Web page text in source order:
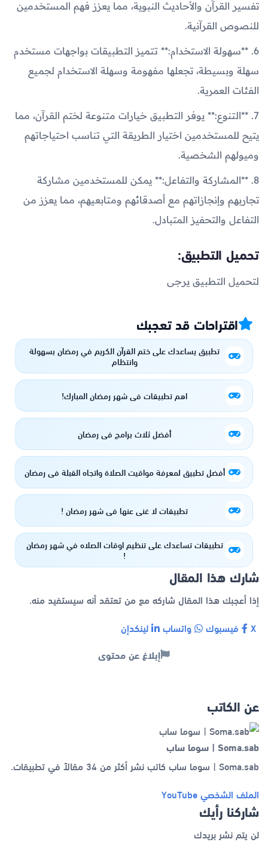
تفسير القرآن والأحاديث النبوية، مما يعزز فهم المستخدمين
للنصوص القرآنية.
6. **سهولة الاستخدام:** تتميز التطبيقات بواجهات مستخدم
سهلة وبسيطة، تجعلها مفهومة وسهلة الاستخدام لجميع
الفئات العمرية.
7. **التنوع:** يوفر التطبيق خيارات متنوعة لختم القرآن، مما
يتيح للمستخدمين اختيار الطريقة التي تناسب احتياجاتهم
وميولهم الشخصية.
8. **المشاركة والتفاعل:** يمكن للمستخدمين مشاركة
تجاربهم وإنجازاتهم مع أصدقائهم ومتابعيهم، مما يعزز من
التفاعل والتحفيز المتبادل.
تحميل التطبيق:
لتحميل التطبيق يرجى
اقتراحات قد تعجبك
تطبيق يساعدك على ختم القرآن الكريم في رمضان بسهولة
وانتظام
اهم تطبيقات في شهر رمضان المبارك!
أفضل ثلاث برامج في رمضان
أفضل تطبيق لمعرفة مواقيت الصلاة واتجاه القبلة في رمضان
تطبيقات لا غنى عنها في شهر رمضان !
تطبيقات تساعدك على تنظيم اوقات الصلاه في شهر رمضان
!
شارك هذا المقال
إذا أعجبك هذا المقال شاركه مع من تعتقد أنه سيستفيد منه.
فيسبوك واتساب لينكدإن
إبلاغ عن محتوى
عن الكاتب
Soma.sab | سوما ساب
Soma.sab | سوما ساب كاتب نشر أكثر من 34 مقالاً في تطبيقات.
الملف الشخصي YouTube
شاركنا رأيك
لن يتم نشر بريدك